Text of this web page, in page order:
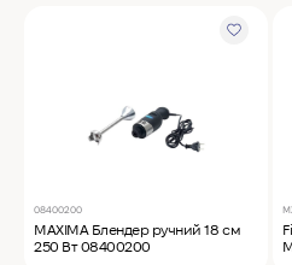
08400200
MAXIMA Блендер ручний 18 см
250 Вт 08400200